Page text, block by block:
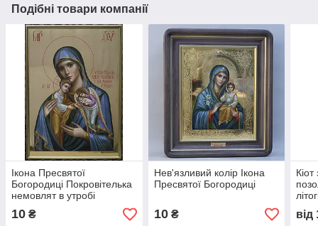
Подібні товари компанії
Ікона Пресвятої
Богородиці Покровітелька
немовлят в утробі
убієнних
10 ₴
Нев'язливий колір Ікона
Пресвятої Богородиці
10₴
Кіот
від